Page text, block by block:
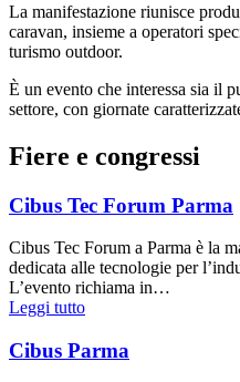
La manifestazione riunisce
caravan, insieme a operatori
turismo outdoor.
È un evento che interessa sia il
settore, con giornate
Fiere e congressi
Cibus Tec Forum Parma
Cibus Tec Forum a Parma è la
dedicata alle tecnologie per
L’evento richiama in…
Leggi tutto
Cibus Parma